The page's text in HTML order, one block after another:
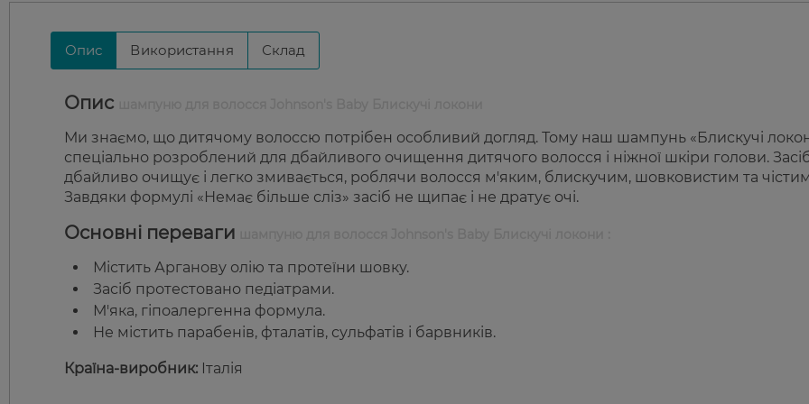
Опис Використання Склад
Опис
Ми знаємо, що дитячому волоссю потрібен особливий догляд. Тому наш шампунь «Блискучi
спеціально розроблений для дбайливого очищення дитячого волосся і ніжної шкіри голови.
дбайливо очищує і легко змивається, роблячи волосся м'яким, блискучим, шовковистим та
Завдяки формулі «Немає більше сліз» засіб не щипає і не дратує очі.
Основні переваги
Містить Арганову олію та протеїни шовку.
Засіб протестовано педіатрами.
М'яка, гіпоалергенна формула.
Не містить парабенів, фталатів, сульфатів і барвників.
Країна-виробник: Італія